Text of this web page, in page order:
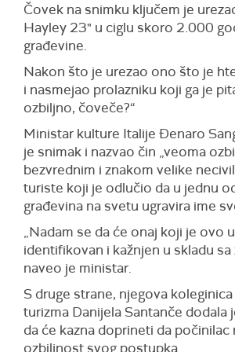
Čovek na snimku ključem je
Hayley 23" u ciglu skoro 2.000
građevine.
Nakon što je urezao ono što je
i nasmejao prolazniku koji ga je
ozbiljno, čoveče?“
Ministar kulture Italije Đenaro
je snimak i nazvao čin „veoma
bezvrednim i znakom velike
turiste koji je odlučio da u jednu
građevina na svetu ugravira ime
„Nadam se da će onaj koji je ovo
identifikovan i kažnjen u skladu sa
naveo je ministar.
S druge strane, njegova
turizma Danijela Santanče dodala
da će kazna doprineti da počinilac
ozbiljnost svog postupka.